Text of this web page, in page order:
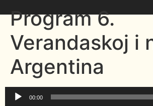
Program 6.
Verandaskoj i
Argentina
Ljudspelare
00:00